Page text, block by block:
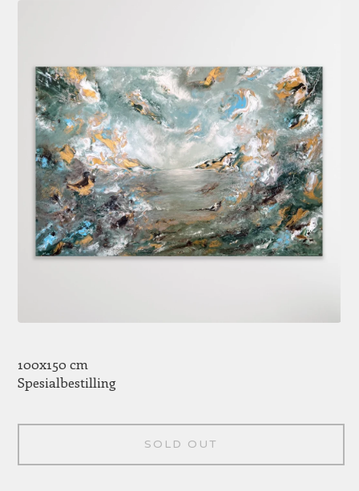
100x150 cm
Spesialbestilling
SOLD OUT